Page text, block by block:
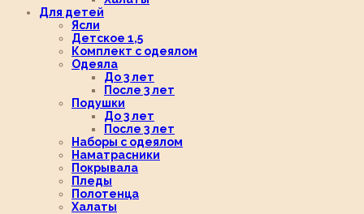
Для детей
Ясли
Детское 1,5
Комплект с одеялом
Одеяла
До 3 лет
После 3 лет
Подушки
До 3 лет
После 3 лет
Наборы с одеялом
Наматрасники
Покрывала
Пледы
Полотенца
Халаты